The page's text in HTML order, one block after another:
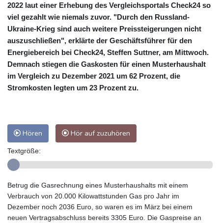
2022 laut einer Erhebung des Vergleichsportals Check24 so
viel gezahlt wie niemals zuvor. "Durch den Russland-
Ukraine-Krieg sind auch weitere Preissteigerungen nicht
auszuschließen", erklärte der Geschäftsführer für den
Energiebereich bei Check24, Steffen Suttner, am Mittwoch.
Demnach stiegen die Gaskosten für einen Musterhaushalt
im Vergleich zu Dezember 2021 um 62 Prozent, die
Stromkosten legten um 23 Prozent zu.
Hören Hör auf zuzuhören
Textgröße:
Betrug die Gasrechnung eines Musterhaushalts mit einem
Verbrauch von 20.000 Kilowattstunden Gas pro Jahr im
Dezember noch 2036 Euro, so waren es im März bei einem
neuen Vertragsabschluss bereits 3305 Euro. Die Gaspreise an